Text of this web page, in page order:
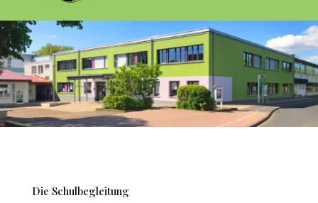
Die Schulbegleitung